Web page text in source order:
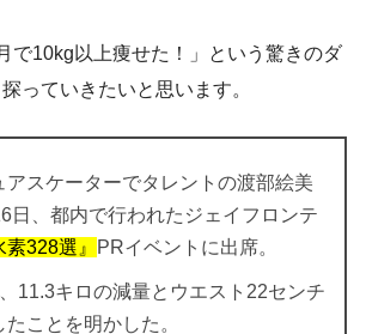
で10kg以上痩せた！」
という驚きのダ
っていきたいと思います。
アスケーターでタレントの渡部絵美
日、都内で行われたジェイフロンテ
素328選』 PRイベントに出席。
11.3キロの減量とウエスト22センチ
たことを明かした。